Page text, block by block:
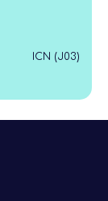
ICN (J03)